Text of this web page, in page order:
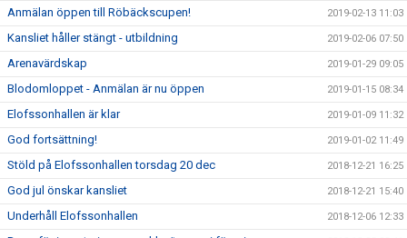
Anmälan öppen till Röbäckscupen! 2019-02-13 11:03
Kansliet håller stängt - utbildning 2019-02-06 07:50
Arenavärdskap 2019-01-29 09:05
Blodomloppet - Anmälan är nu öppen 2019-01-15 08:34
Elofssonhallen är klar 2019-01-09 11:32
God fortsättning! 2019-01-02 11:49
Stöld på Elofssonhallen torsdag 20 dec 2018-12-21 16:25
God jul önskar kansliet 2018-12-21 15:40
Underhåll Elofssonhallen 2018-12-06 12:33